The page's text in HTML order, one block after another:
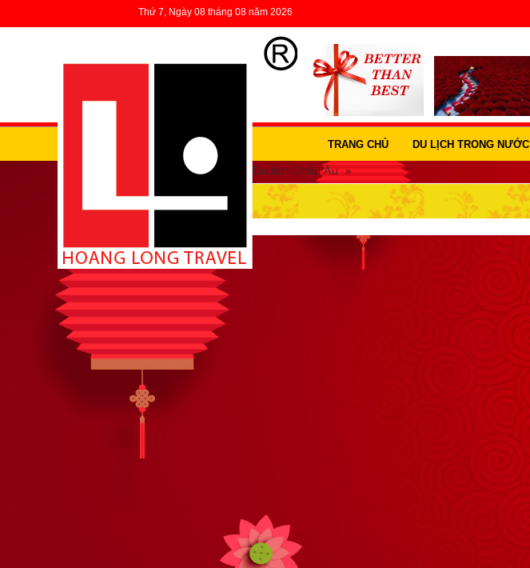
Thứ 7, Ngày 08 tháng 08 năm 2026
TRANG CHỦ DU LỊCH TRONG NƯỚC
Du lịch nước ngoài Du lịch Châu Âu »
DU LỊCH CHÂU ÂU